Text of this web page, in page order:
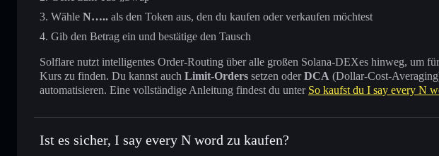
Wähle N….. als den Token aus, den du kaufen oder verkaufen möchtest
Gib den Betrag ein und bestätige den Tausch
Solflare nutzt intelligentes Order-Routing über alle großen Solana-DEXes hinweg, um
Kurs zu finden. Du kannst auch Limit-Orders setzen oderDCA (Dollar-Cost-
automatisieren. Eine vollständige Anleitung findest du unter So kaufst du I say every N
Ist es sicher, I say every N word zu kaufen?